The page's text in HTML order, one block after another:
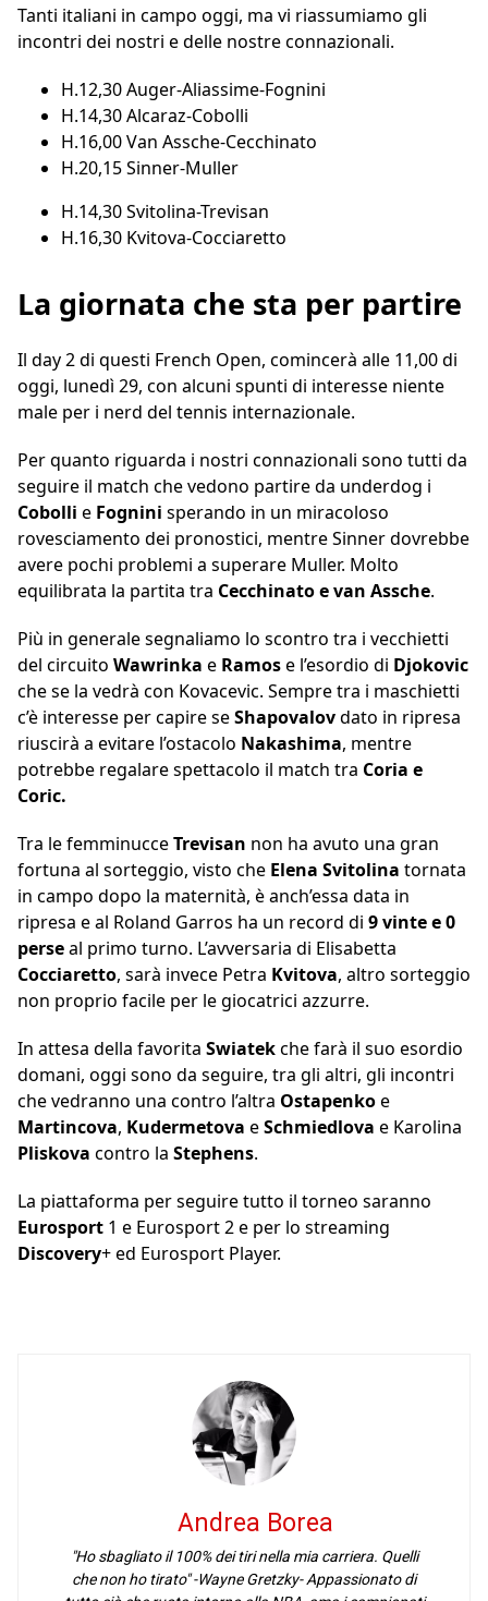
Tanti italiani in campo oggi, ma vi riassumiamo gli
incontri dei nostri e delle nostre connazionali.
H.12,30 Auger-Aliassime-Fognini
H.14,30 Alcaraz-Cobolli
H.16,00 Van Assche-Cecchinato
H.20,15 Sinner-Muller
H.14,30 Svitolina-Trevisan
H.16,30 Kvitova-Cocciaretto
La giornata che sta per partire
Il day 2 di questi French Open, comincerà alle 11,00 di
oggi, lunedì 29, con alcuni spunti di interesse niente
male per i nerd del tennis internazionale.
Per quanto riguarda i nostri connazionali sono tutti da
seguire il match che vedono partire da underdog i
Cobolli e Fognini sperando in un miracoloso
rovesciamento dei pronostici, mentre Sinner dovrebbe
avere pochi problemi a superare Muller. Molto
equilibrata la partita tra Cecchinato e van Assche.
Più in generale segnaliamo lo scontro tra i vecchietti
del circuito Wawrinka e Ramose l’esordio di Djokovic
che se la vedrà con Kovacevic. Sempre tra i maschietti
c’è interesse per capire seShapovalovdato in ripresa
riuscirà a evitare l’ostacolo Nakashima, mentre
potrebbe regalare spettacolo il match tra Coria e
Coric.
Tra le femminucceTrevisan non ha avuto una gran
fortuna al sorteggio, visto che Elena Svitolina tornata
in campo dopo la maternità, è anch’essa data in
ripresa e al Roland Garros ha un record di 9 vinte e 0
perseal primo turno. L’avversaria di Elisabetta
Cocciaretto, sarà invece Petra Kvitova, altro sorteggio
non proprio facile per le giocatrici azzurre.
In attesa della favorita Swiatekche farà il suo esordio
domani, oggi sono da seguire, tra gli altri, gli incontri
che vedranno una contro l’altra Ostapenkoe
Martincova, Kudermetova eSchmiedlova e Karolina
Pliskova contro la Stephens.
La piattaforma per seguire tutto il torneo saranno
Eurosport 1 e Eurosport 2 e per lo streaming
Discovery+ ed Eurosport Player.
Andrea Borea
"Ho sbagliato il 100% dei tiri nella mia carriera. Quelli
che non ho tirato" -Wayne Gretzky- Appassionato di